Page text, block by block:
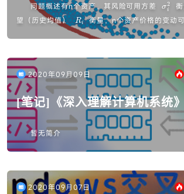
问题概述有n个资产，其风险可用方差
σ
i2
望（历史均值）
R
i
衡量，n个资产价格的变动可
c ...
2020年09月09日
[笔记]《深入理解计算机系统
内存
暂无简介
2020年09月07日